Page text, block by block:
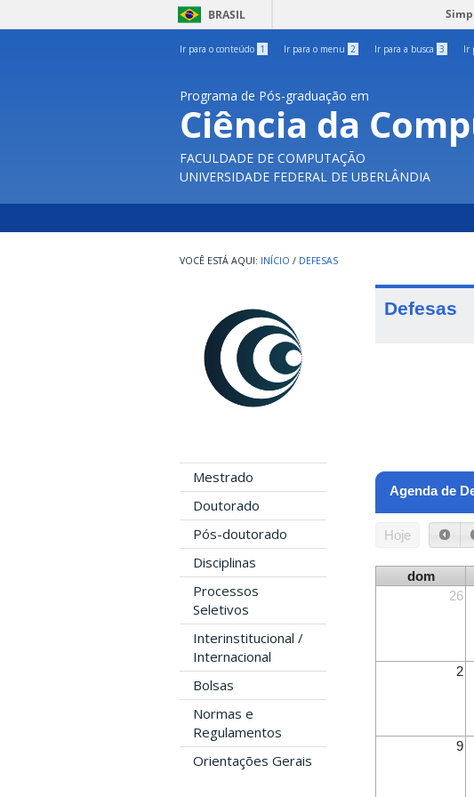
BRASIL
Ir para o conteúdo 1 Ir para o menu 2 Ir para a busca 3 Ir
Programa de Pós-graduação em
Ciência da
FACULDADE DE COMPUTAÇÃO
UNIVERSIDADE FEDERAL DE UBERLÂNDIA
INÍCIO / DEFESAS
Mestrado
Doutorado
Pós-doutorado
Disciplinas
Processos
Seletivos
Interinstitucional /
Internacional
Bolsas
Normas e
Regulamentos
Orientações Gerais
Defesas
Agenda de
Hoje
dom
26
2
9